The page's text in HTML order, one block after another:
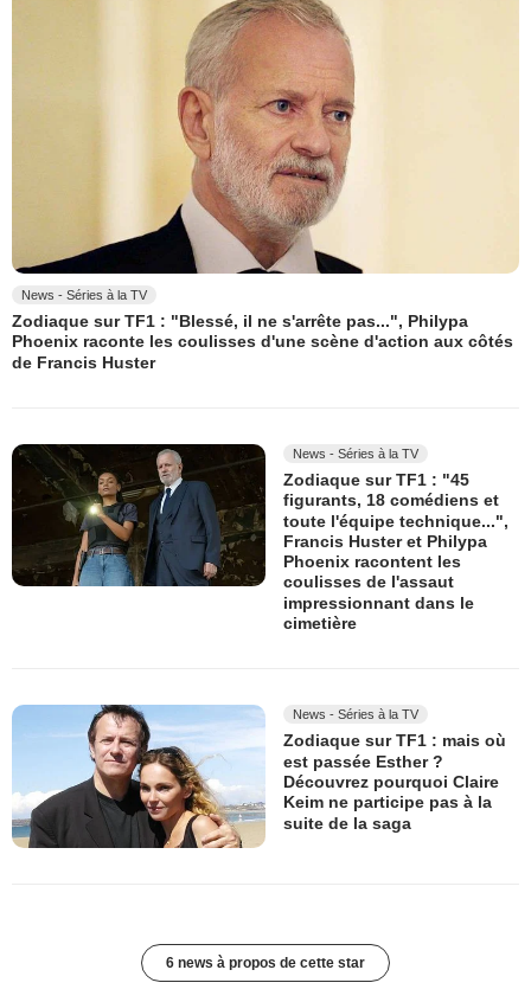
News - Séries à la TV
Zodiaque sur TF1 : "Blessé, il ne s'arrête pas...", Philypa
Phoenix raconte les coulisses d'une scène d'action aux côtés
de Francis Huster
News - Séries à la TV
Zodiaque sur TF1 : "45
figurants, 18 comédiens et
toute l'équipe technique...",
Francis Huster et Philypa
Phoenix racontent les
coulisses de l'assaut
impressionnant dans le
cimetière
News - Séries à la TV
Zodiaque sur TF1 : mais où
est passée Esther ?
Découvrez pourquoi Claire
Keim ne participe pas à la
suite de la saga
6 news à propos de cette star